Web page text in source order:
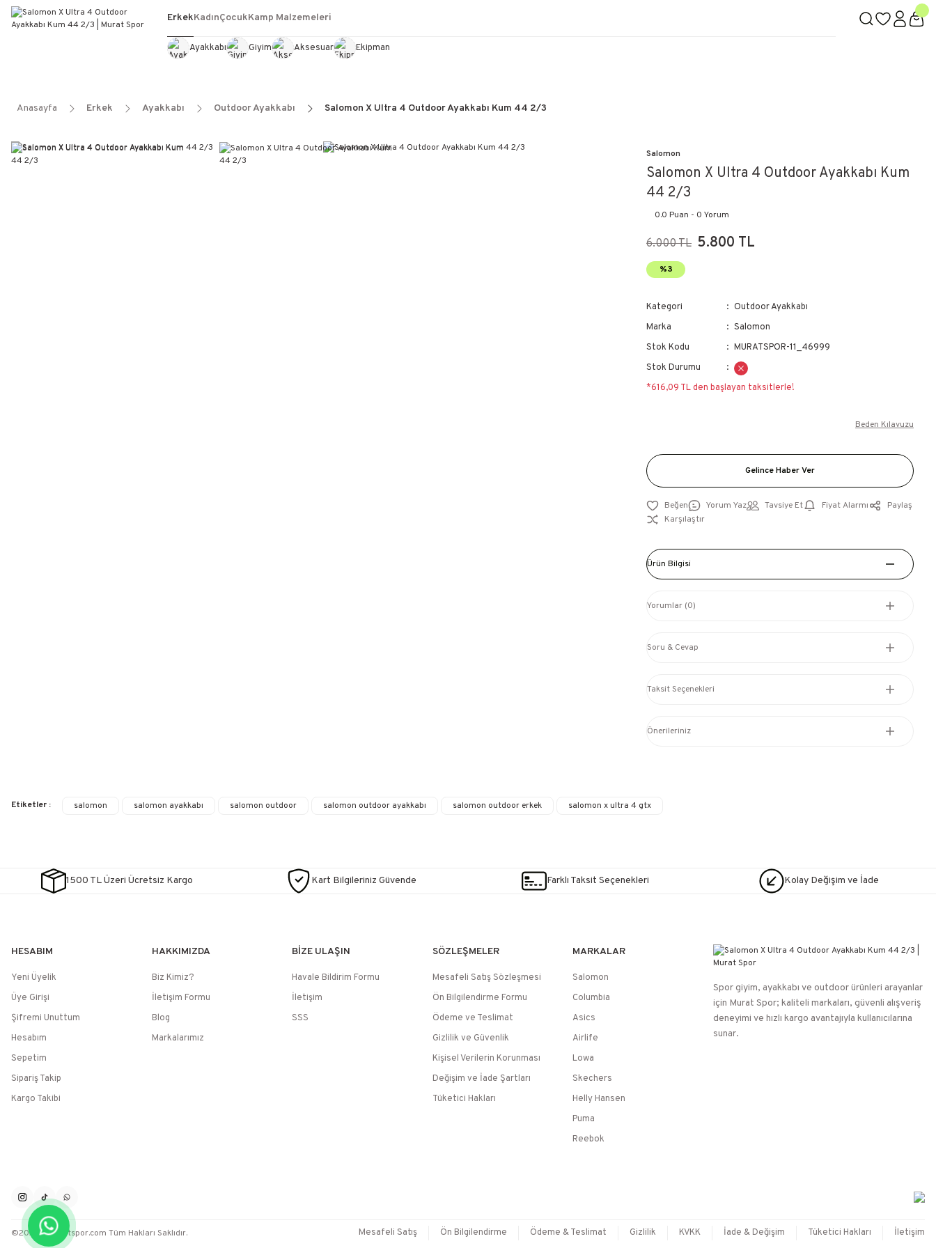
Erkek
Ayakkabı Giyim Aksesuar Ekipman
KadınÇocukKamp Malzemeleri
Anasayfa Erkek Ayakkabı Outdoor Ayakkabı Salomon X Ultra 4 Outdoor Ayakkabı Kum 44 2/3
Salomon
Salomon X Ultra 4 Outdoor Ayakkabı Kum
44 2/3
0.0 Puan - 0 Yorum
6.000 TL 5.800 TL
%3
Kategori
Outdoor Ayakkabı
Marka
Salomon
Stok Kodu
MURATSPOR-11_46999
Stok Durumu
*616,09 TL den başlayan taksitlerle!
Beden Kılavuzu
Gelince Haber Ver
Yorum Yaz Tavsiye Et Fiyat Alarmı
Paylaş
Karşılaştır
Ürün Bilgisi
Yorumlar (0)
Soru & Cevap
Taksit Seçenekleri
Önerileriniz
Etiketler : salomon salomon ayakkabı salomon outdoor salomon outdoor ayakkabı salomon outdoor erkek salomon x ultra 4 gtx
1500 TL Üzeri Ücretsiz Kargo Kart Bilgileriniz Güvende Farklı Taksit Seçenekleri Kolay Değişim ve İade
HESABIM
Yeni Üyelik
Üye Girişi
Şifremi Unuttum
Hesabım
Sepetim
Sipariş Takip
Kargo Takibi
HAKKIMIZDA
Biz Kimiz?
İletişim Formu
Blog
Markalarımız
BİZE ULAŞIN
Havale Bildirim Formu
İletişim
SSS
SÖZLEŞMELER
Mesafeli Satış Sözleşmesi
Ön Bilgilendirme Formu
Ödeme ve Teslimat
Gizlilik ve Güvenlik
Kişisel Verilerin Korunması
Değişim ve İade Şartları
Tüketici Hakları
MARKALAR
Salomon
Columbia
Asics
Airlife
Lowa
Skechers
Helly Hansen
Puma
Reebok
Spor giyim, ayakkabı ve outdoor ürünleri arayanlar
için Murat Spor; kaliteli markaları, güvenli alışveriş
deneyimi ve hızlı kargo avantajıyla kullanıcılarına
sunar.
©2026 / Muratspor.com Tüm Hakları Saklıdır. Mesafeli Satış Ön Bilgilendirme Ödeme & Teslimat Gizlilik KVKK İade & Değişim Tüketici Hakları İletişim